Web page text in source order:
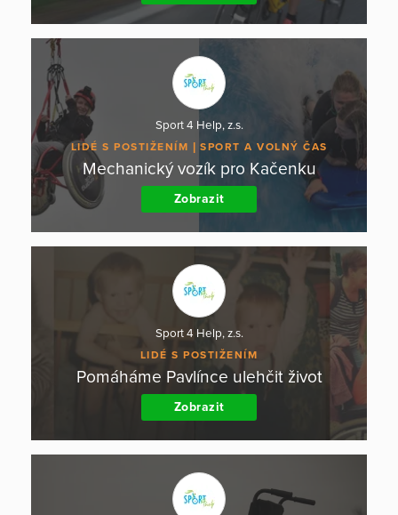
Sport 4 Help, z.s.
LIDÉ S POSTIŽENÍM SPORT A VOLNÝ ČAS
Mechanický vozík pro Kačenku
Zobrazit
Sport 4 Help, z.s.
LIDÉ S POSTIŽENÍM
Pomáháme Pavlínce ulehčit život
Zobrazit